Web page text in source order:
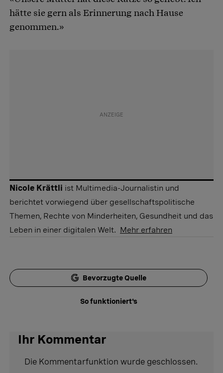
hätte sie gern als Erinnerung nach Hause
genommen.»
Nicole Krättli ist Multimedia-Journalistin und
berichtet vorwiegend über gesellschaftspolitische
Themen, Rechte von Minderheiten, Gesundheit und das
Leben in einer digitalen Welt. Mehr erfahren
Bevorzugte Quelle
So funktioniert's
Ihr Kommentar
Die Kommentarfunktion wurde geschlossen.